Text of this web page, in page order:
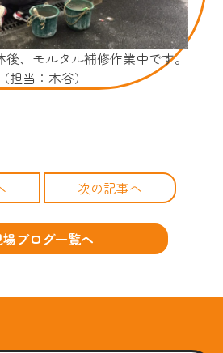
、モルタル補修作業中です。
（担当：木谷）
次の記事へ
ブログ一覧へ